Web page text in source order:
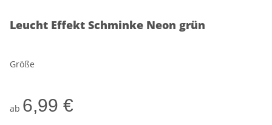
Leucht Effekt Schminke Neon grün
Größe
ab 6,99 €